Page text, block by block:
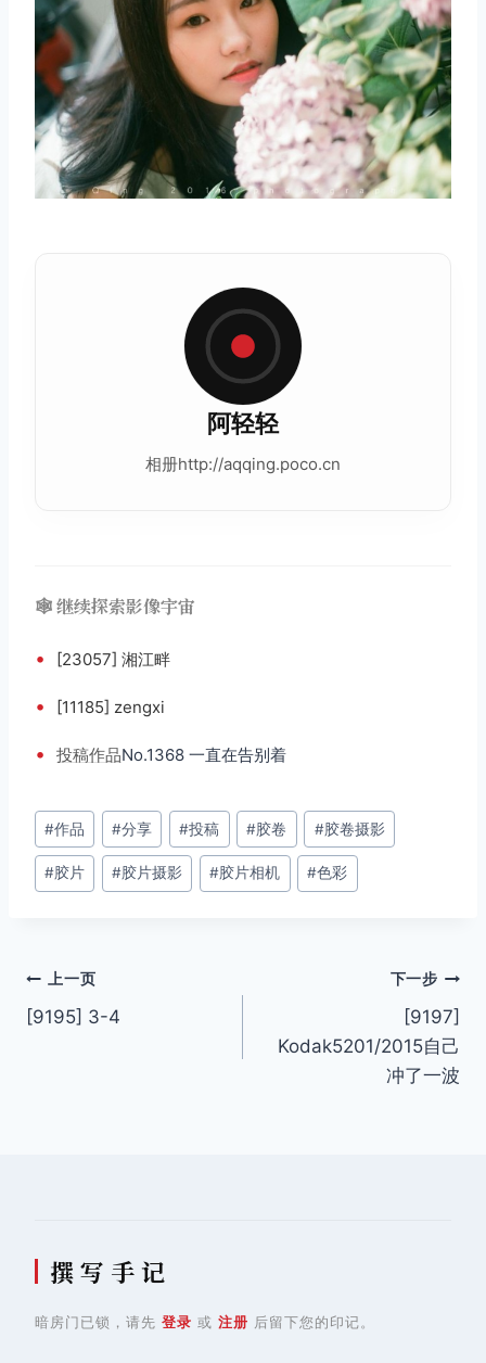
阿轻轻
相册http://aqqing.poco.cn
🕸️ 继续探索影像宇宙
• [23057] 湘江畔
• [11185] zengxi
• 投稿作品No.1368 一直在告别着
文
章
标
#作品 #分享 #投稿 #胶卷 #胶卷摄影
#胶片 #胶片摄影 #胶片相机 #色彩
文
章
上一页
[9195] 3-4
下一步
[9197]
Kodak5201/2015自己
冲了一波
撰 写 手 记
暗房门已锁，请先 登录 或 注册 后留下您的印记。